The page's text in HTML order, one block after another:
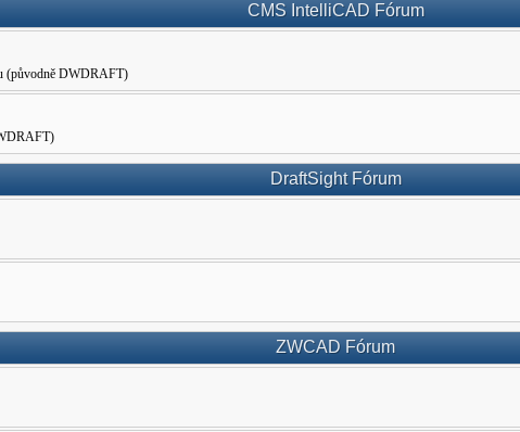
CMS IntelliCAD Fórum
(původně DWDRAFT)
DraftSight Fórum
ZWCAD Fórum